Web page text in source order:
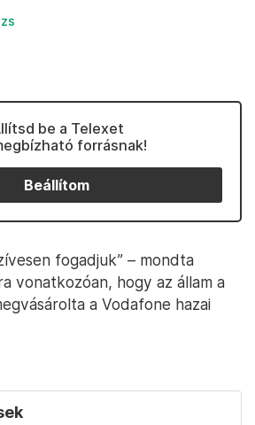
be a Telexet
forrásnak!
Beállítom
fogadjuk” – mondta
vonatkozóan, hogy az állam a
a Vodafone hazai